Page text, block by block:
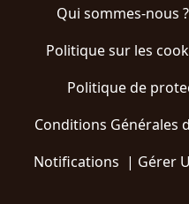
Qui sommes-nous ?
Politique sur les
Politique de
Conditions Générales
Notifications | Gérer